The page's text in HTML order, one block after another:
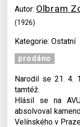
Autor: Olbram
(1926)
Kategorie: Ostatní
prodáno
Narodil se 21. 4.
tamtéž.
Hlásil se na
absolvoval
Velínského v